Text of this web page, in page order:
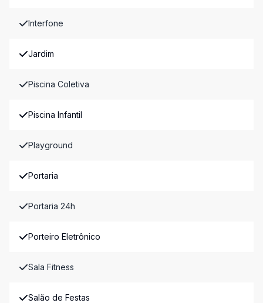
Interfone
Jardim
Piscina Coletiva
Piscina Infantil
Playground
Portaria
Portaria 24h
Porteiro Eletrônico
Sala Fitness
Salão de Festas